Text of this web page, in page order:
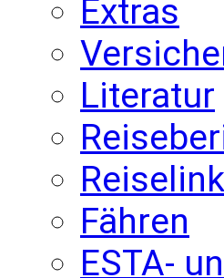
Extras
Literatur
Fähren
ESTA-